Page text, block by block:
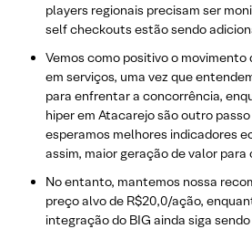
players regionais precisam ser
self checkouts estão sendo
Vemos como positivo o
em serviços, uma vez que
para enfrentar a concorrência,
hiper em Atacarejo são outro
esperamos melhores indicadores
assim, maior geração de valor para
No entanto, mantemos nossa
preço alvo de R$20,0/ação,
integração do BIG ainda siga